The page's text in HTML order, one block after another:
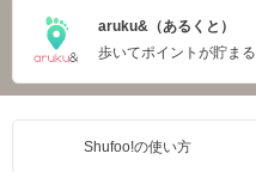
aruku&（あるくと）
歩いてポイントが貯まる
Shufoo!の使い方